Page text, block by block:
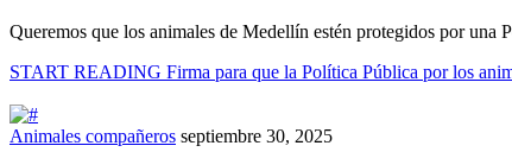
Queremos que los animales de Medellín estén protegidos por
START READING Firma para que la Política Pública por los
Animales compañeros septiembre 30, 2025